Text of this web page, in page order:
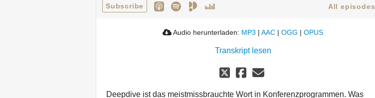
Subscribe All episodes
Audio herunterladen: MP3 | AAC | OGG | OPUS
Transkript lesen
Deepdive ist das meistmissbrauchte Wort in Konferenzprogrammen. Was